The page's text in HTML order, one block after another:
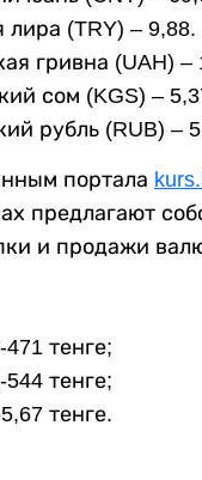
лира (TRY) – 9,88.
гривна (UAH) –
сом (KGS) –
рубль (RUB) –
портала
предлагают
и продажи
тенге;
тенге;
тенге.